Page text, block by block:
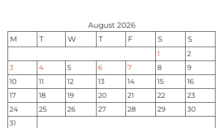
August 2026
M
T W T F S S
1
2
3
4 5 6 7 8
9
10
11 12 13 14 15
16
17
18 19 20 21 22
23
24
25 26 27 28 29
30
31